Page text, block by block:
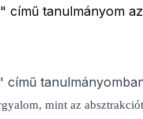
című tanulmányom
című
mint az